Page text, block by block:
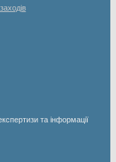
та інформації